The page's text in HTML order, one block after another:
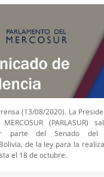
(13/08/2020). La
(PARLASUR)
parte del Senado del
de la ley para la
el 18 de octubre.